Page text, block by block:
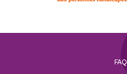
FAQ